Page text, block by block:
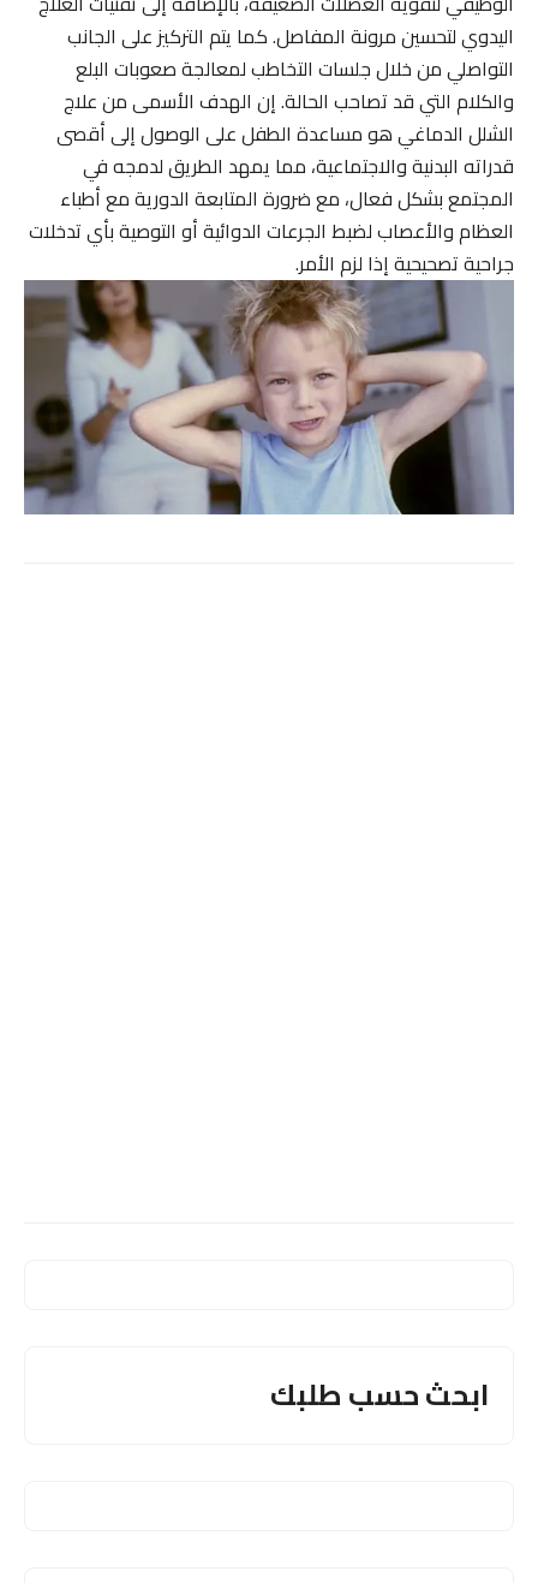
اليدوي لتحسين مرونة المفاصل. كما يتم التركيز على الجانب
التواصلي من خلال جلسات التخاطب لمعالجة صعوبات البلع
والكلام التي قد تصاحب الحالة. إن الهدف الأسمى من علاج
الشلل الدماغي هو مساعدة الطفل على الوصول إلى أقصى
قدراته البدنية والاجتماعية، مما يمهد الطريق لدمجه في
المجتمع بشكل فعال، مع ضرورة المتابعة الدورية مع أطباء
العظام والأعصاب لضبط الجرعات الدوائية أو التوصية بأي تدخلات
جراحية تصحيحية إذا لزم الأمر.
ابحث حسب طلبك